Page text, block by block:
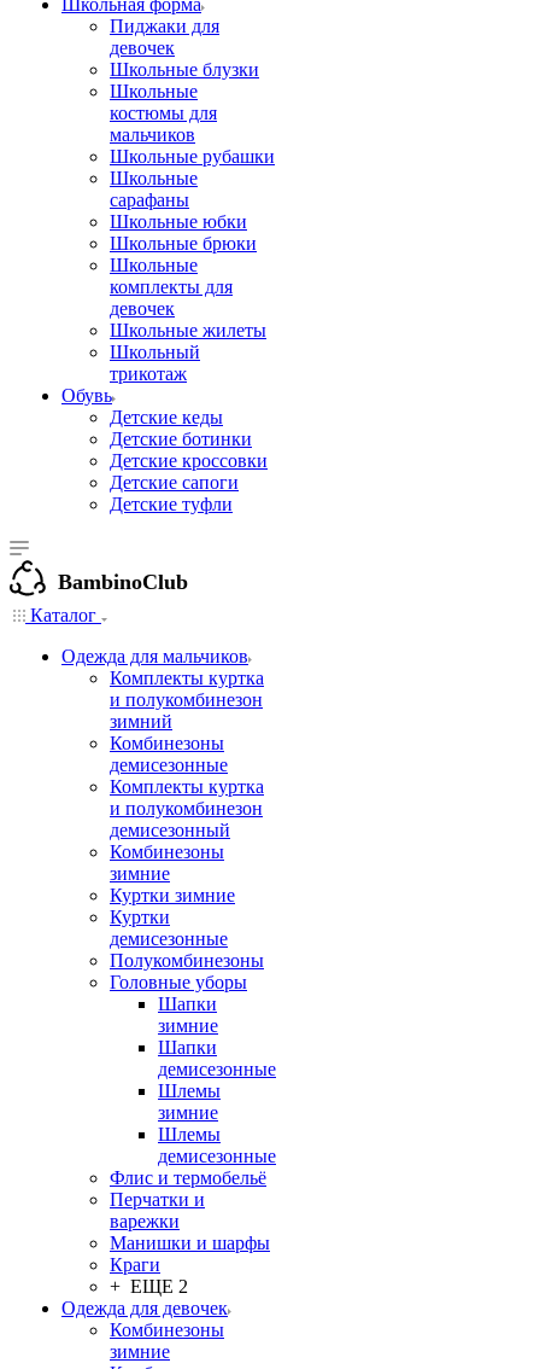
Школьная форма
Пиджаки для
девочек
Школьные блузки
Школьные
костюмы для
мальчиков
Школьные рубашки
Школьные
сарафаны
Школьные юбки
Школьные брюки
Школьные
комплекты для
девочек
Школьные жилеты
Школьный
трикотаж
Обувь
Детские кеды
Детские ботинки
Детские кроссовки
Детские сапоги
Детские туфли
BambinoClub
Каталог
Одежда для мальчиков
Комплекты куртка
и полукомбинезон
зимний
Комбинезоны
демисезонные
Комплекты куртка
и полукомбинезон
демисезонный
Комбинезоны
зимние
Куртки зимние
Куртки
демисезонные
Полукомбинезоны
Головные уборы
Шапки
зимние
Шапки
демисезонные
Шлемы
зимние
Шлемы
демисезонные
Флис и термобельё
Перчатки и
варежки
Манишки и шарфы
Краги
+ ЕЩЕ 2
Одежда для девочек
Комбинезоны
зимние